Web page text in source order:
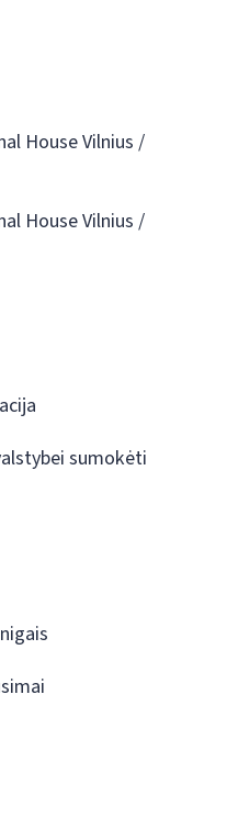
House Vilnius /
House Vilnius /
sumokėti